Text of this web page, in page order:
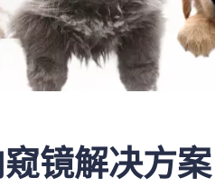
镜解决方案